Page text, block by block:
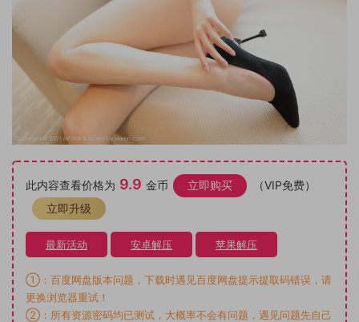
此内容查看价格为 9.9 金币 立即购买
（VIP免费）
立即升级
最新活动 安卓解压 苹果解压
①：百度网盘版本问题，下载时遇见百度网盘提示提取码错误，请
更换浏览器重试！
②：所有资源密码均已测试，大概率不会有问题，遇见问题先自己